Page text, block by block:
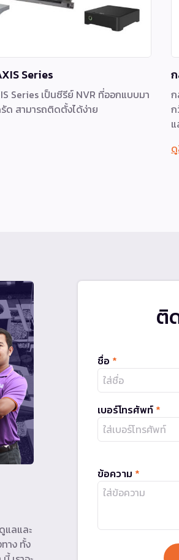
Series
Series เป็นซีรีย์ NVR ที่ออกแบบมา
ด สามารถติดตั้งได้ง่าย
ก
ก
ติ
ชื่อ *
เบอร์โทรศัพท์ *
ข้อความ *
แลและ
าง ทั้ง